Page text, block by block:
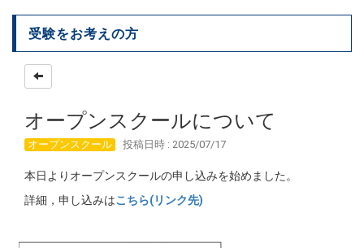
受験をお考えの方
オープンスクールについて
オープンスクール 投稿日時 : 2025/07/17
本日よりオープンスクールの申し込みを始めました。
詳細，申し込みはこちら(リンク先)